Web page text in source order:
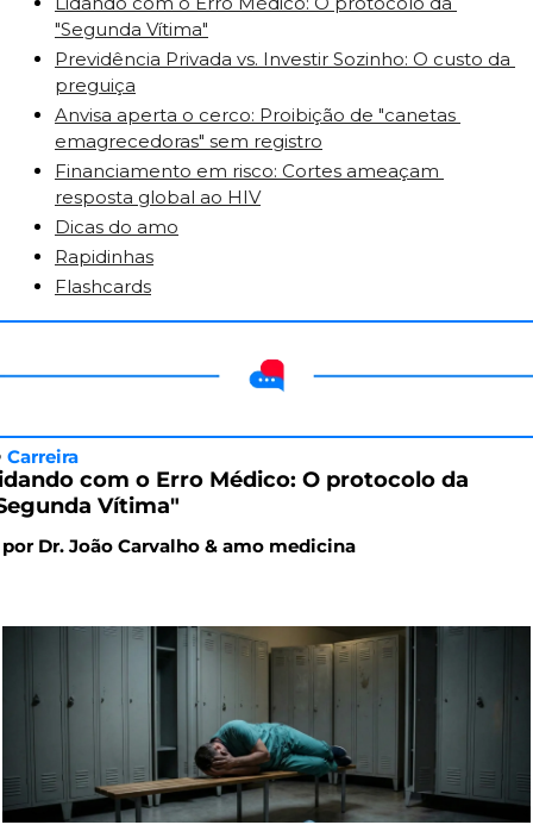
"Segunda Vítima"
Previdência Privada vs. Investir Sozinho: O custo da
preguiça
Anvisa aperta o cerco: Proibição de "canetas
emagrecedoras" sem registro
Financiamento em risco: Cortes ameaçam
resposta global ao HIV
Dicas do amo
Rapidinhas
Flashcards
Carreira
com o Erro Médico: O protocolo da
Vítima"
por Dr. João Carvalho & amo medicina